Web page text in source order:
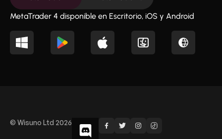
MetaTrader 4 disponible en Escritorio, iOS y Android
© Wisuno Ltd 2026